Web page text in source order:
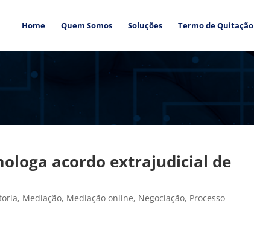
Home Quem Somos Soluções Termo de Quitação
acordo extrajudicial de
, Mediação, Mediação online, Negociação, Processo